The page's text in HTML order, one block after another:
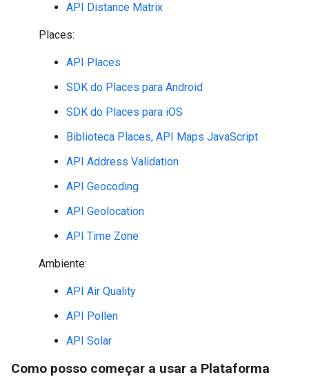
API Distance Matrix
Places:
API Places
SDK do Places para Android
SDK do Places para iOS
Biblioteca Places, API Maps JavaScript
API Address Validation
API Geocoding
API Geolocation
API Time Zone
Ambiente:
API Air Quality
API Pollen
API Solar
Como posso começar a usar a Plataforma